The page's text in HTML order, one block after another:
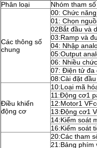
Phân loại Nhóm tham số
Các thông số
chung
00: Chức
01: Chọn
02Bắt đầu và
03:Ramp và
04: Nhập
05:Output
06: Nhiều
07: Điện tử đa
08:Cài đặt
Điều khiển
động cơ
10:Loại mã
11:Động cơ1
12:Motor1
13:Động cơ1
14:Kiểm soát
16:Kiểm soát
20:Các tham
21:Bảng phím